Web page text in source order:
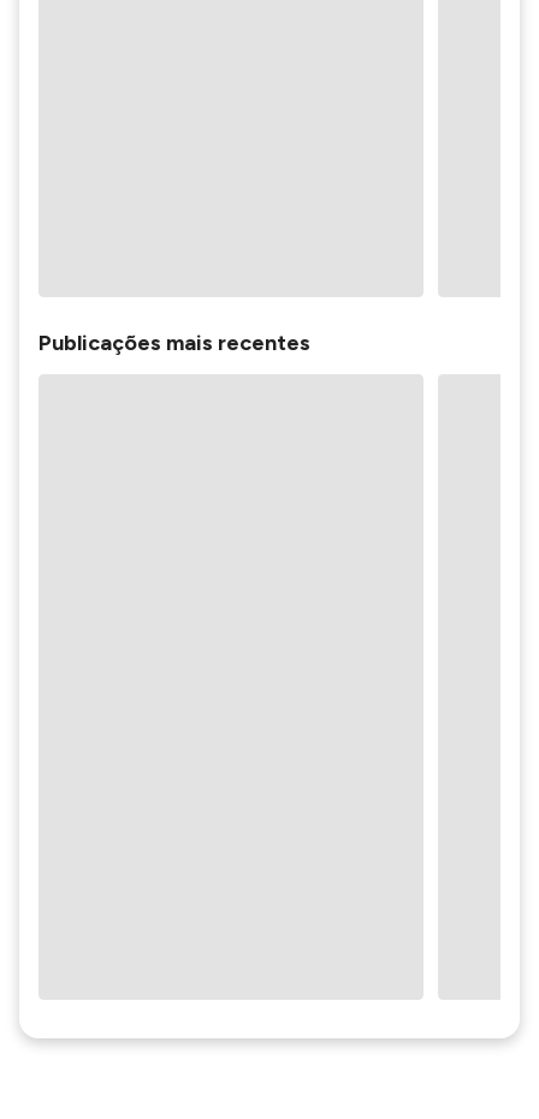
Publicações mais recentes